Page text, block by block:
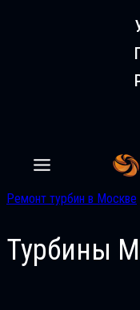
Ремонт турбин в Москве
Турбины